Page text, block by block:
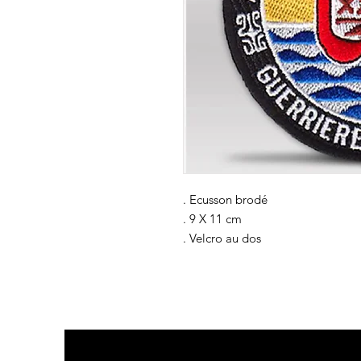
. Ecusson brodé
. 9 X 11 cm
. Velcro au dos